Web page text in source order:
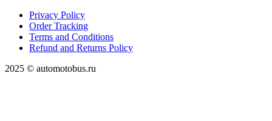
Privacy Policy
Order Tracking
Terms and Conditions
Refund and Returns Policy
2025 © automotobus.ru